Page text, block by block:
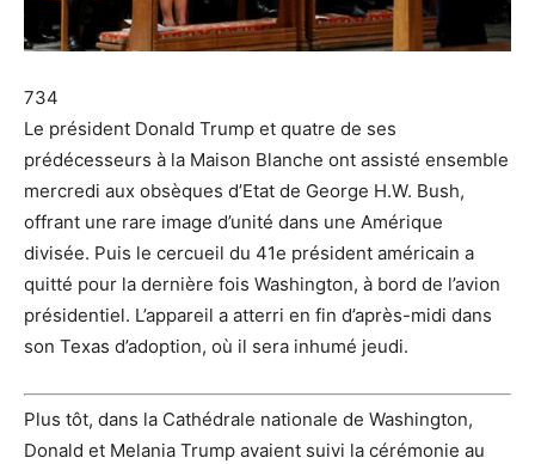
734
Le président Donald Trump et quatre de ses
prédécesseurs à la Maison Blanche ont assisté ensemble
mercredi aux obsèques d’Etat de George H.W. Bush,
offrant une rare image d’unité dans une Amérique
divisée. Puis le cercueil du 41e président américain a
quitté pour la dernière fois Washington, à bord de l’avion
présidentiel. L’appareil a atterri en fin d’après-midi dans
son Texas d’adoption, où il sera inhumé jeudi.
Plus tôt, dans la Cathédrale nationale de Washington,
Donald et Melania Trump avaient suivi la cérémonie au